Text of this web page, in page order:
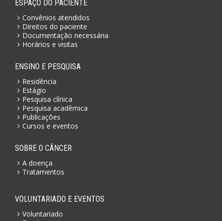
ESPAÇO DO PACIENTE
Convênios atendidos
Direitos do paciente
Documentação necessária
Horários e visitas
ENSINO E PESQUISA
Residência
Estágio
Pesquisa clínica
Pesquisa acadêmica
Publicações
Cursos e eventos
SOBRE O CÂNCER
A doença
Tratamentos
VOLUNTARIADO E EVENTOS
Voluntariado